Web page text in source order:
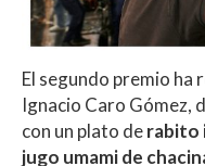
El segundo premio ha
Ignacio Caro Gómez,
con un plato derabito
jugo umami de